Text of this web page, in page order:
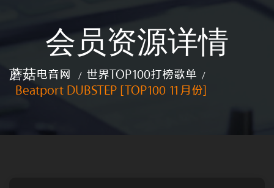
会员资源详情
蘑菇电音网 / 世界TOP100打榜歌单 /
Beatport DUBSTEP [TOP100 11月份]